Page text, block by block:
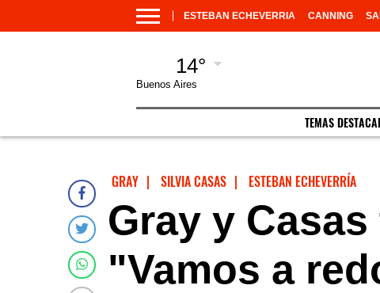
ESTEBAN ECHEVERRIA CANNING
14°
Buenos Aires
TEMAS
GRAY | SILVIA CASAS | ESTEBAN ECHEVERRÍA
Gray y
"Vamos a